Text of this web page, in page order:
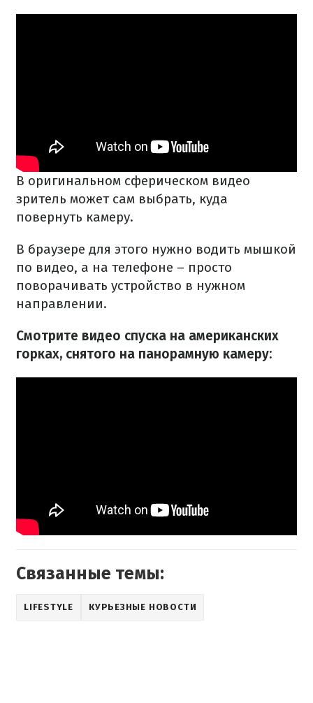
В оригинальном сферическом видео
зритель может сам выбрать, куда
повернуть камеру.
В браузере для этого нужно водить мышкой
по видео, а на телефоне – просто
поворачивать устройство в нужном
направлении.
Смотрите видео спуска на американских
горках, снятого на панорамную камеру:
Связанные темы:
LIFESTYLE КУРЬЕЗНЫЕ НОВОСТИ